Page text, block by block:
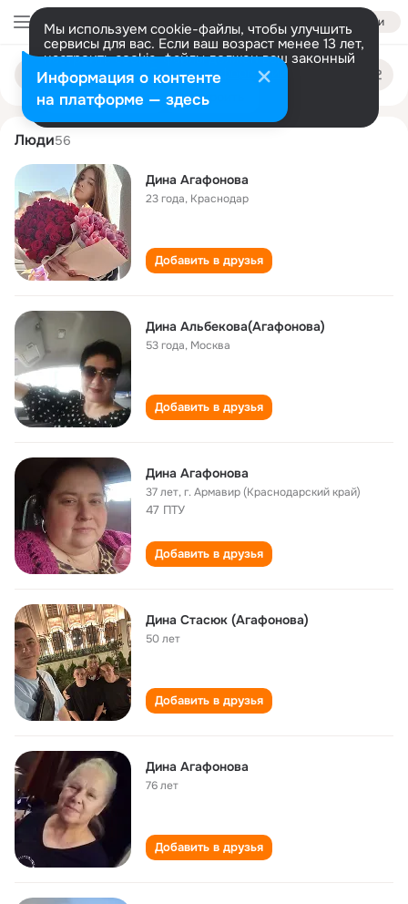
Войти
Мы используем cookie-файлы, чтобы улучшить
сервисы для вас. Если ваш возраст менее 13 лет,
настроить cookie-файлы должен ваш законный
представитель. Больше информации
Разрешить все Настроить
Поиск
людям
dina agafonova
Люди56
Дина Агафонова
23 года, Краснодар
Добавить в друзья
Дина Альбекова(Агафонова)
53 года, Москва
Добавить в друзья
Дина Агафонова
37 лет,г. Армавир (Краснодарский край)
47 ПТУ
Добавить в друзья
Дина Стасюк (Агафонова)
50 лет
Добавить в друзья
Дина Агафонова
76 лет
Добавить в друзья
Информация о контенте
на платформе — здесь